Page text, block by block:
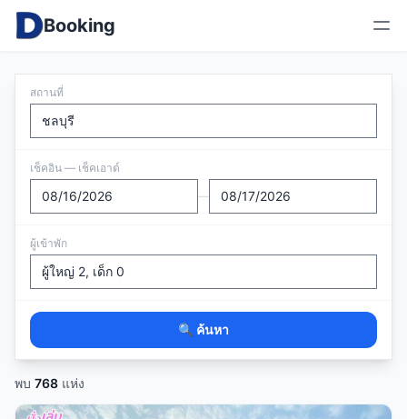
Booking
สถานที่
เช็คอิน — เช็คเอาต์
—
ผู้เข้าพัก
🔍 ค้นหา
พบ 768 แห่ง